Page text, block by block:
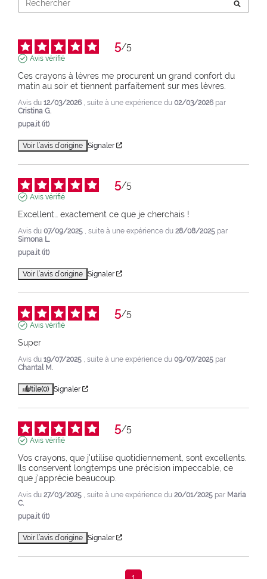
5/5
Avis vérifié
Ces crayons à lèvres me procurent un grand confort du
matin au soir et tiennent parfaitement sur mes lèvres.
Avis du 12/03/2026 , suite à une expérience du 02/03/2026 par
Cristina G.
pupa.it (it)
Voir l’avis d’origine Signaler
5/5
Avis vérifié
Excellent… exactement ce que je cherchais !
Avis du 07/09/2025 , suite à une expérience du 28/08/2025 par
Simona L.
pupa.it (it)
Voir l’avis d’origine Signaler
5/5
Avis vérifié
Super
Avis du 19/07/2025 , suite à une expérience du 09/07/2025 par
Chantal M.
Utile(0) Signaler
5/5
Avis vérifié
Vos crayons, que j'utilise quotidiennement, sont excellents.
Ils conservent longtemps une précision impeccable, ce
que j'apprécie beaucoup.
Avis du 27/03/2025 , suite à une expérience du 20/01/2025 par Maria
C.
pupa.it (it)
Voir l’avis d’origine Signaler
1